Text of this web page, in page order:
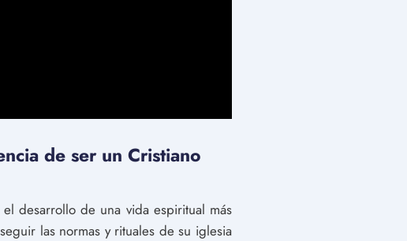
de ser un Cristiano
desarrollo de una vida espiritual más
las normas y rituales de su iglesia